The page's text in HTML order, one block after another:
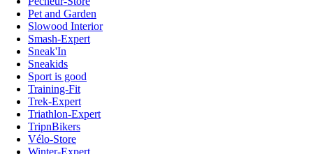
Pet and Garden
Slowood Interior
Smash-Expert
Sneak'In
Sneakids
Sport is good
Training-Fit
Trek-Expert
Triathlon-Expert
TripnBikers
Vélo-Store
Winter-Expert